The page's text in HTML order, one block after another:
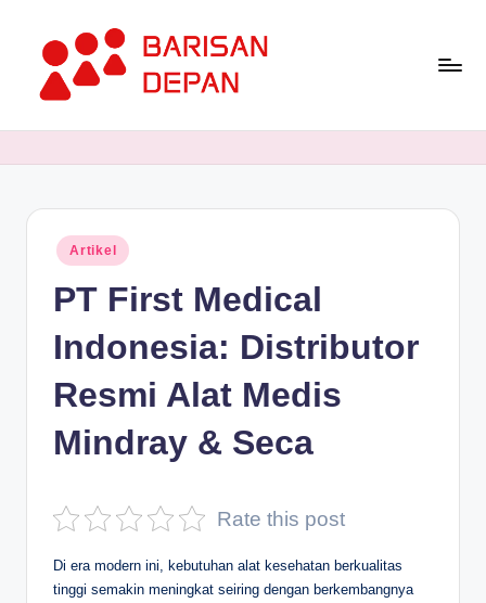
content
D
Terupdate
Posted
in
Artikel
PT First Medical
Indonesia: Distributor
Resmi Alat Medis
Mindray & Seca
Rate this post
Di era modern ini, kebutuhan alat kesehatan berkualitas
tinggi semakin meningkat seiring dengan berkembangnya